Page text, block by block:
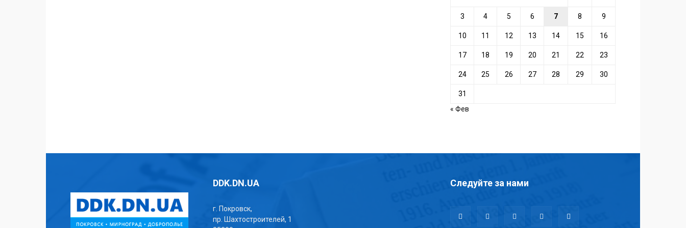
3 4 5 6 7 8 9
10 11 12 13 14 15 16
17 18 19 20 21 22 23
24 25 26 27 28 29 30
31
« Фев
DDK.DN.UA
г. Покровск,
пр. Шахтостроителей, 1
Следуйте за нами